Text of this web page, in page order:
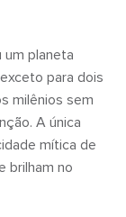
um planeta
para dois
milênios sem
A única
mítica de
brilham no